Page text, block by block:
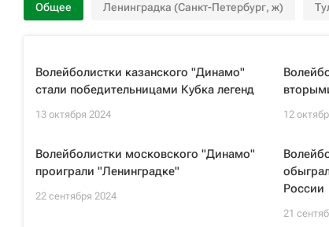
Общее Ленинградка (Санкт-Петербург, ж)
Волейболистки казанского "Динамо"
стали победительницами Кубка легенд
13 октября 2024 12
Волейболистки московского "Динамо"
проиграли "Ленинградке"
22 сентября 2024
России
21